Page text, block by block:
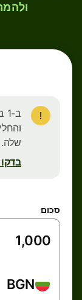
שלה.
בדקו
סכום
BGN